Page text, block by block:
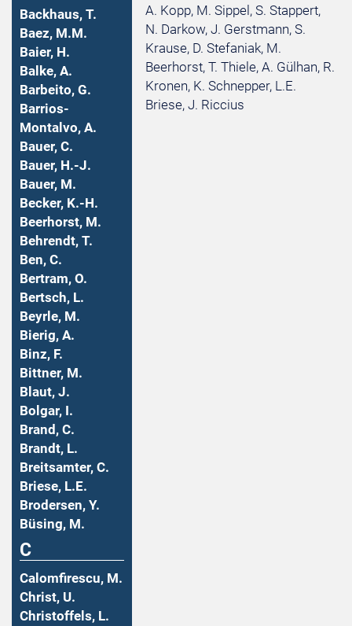
Backhaus, T.
Baez, M.M.
Baier, H.
Balke, A.
Barbeito, G.
Barrios-
Montalvo, A.
Bauer, C.
Bauer, H.-J.
Bauer, M.
Becker, K.-H.
Beerhorst, M.
Behrendt, T.
Ben, C.
Bertram, O.
Bertsch, L.
Beyrle, M.
Bierig, A.
Binz, F.
Bittner, M.
Blaut, J.
Bolgar, I.
Brand, C.
Brandt, L.
Breitsamter, C.
Briese, L.E.
Brodersen, Y.
Büsing, M.
C
Calomfirescu, M.
Christ, U.
Christoffels, L.
A. Kopp, M. Sippel, S. Stappert,
N. Darkow, J. Gerstmann, S.
Krause, D. Stefaniak, M.
Beerhorst, T. Thiele, A. Gülhan, R.
Kronen, K. Schnepper, L.E.
Briese, J. Riccius